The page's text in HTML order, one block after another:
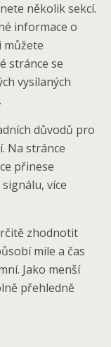
několik sekcí.
informace o
můžete
stránce se
vysílaných
důvodů pro
Na stránce
přinese
více
zhodnotit
mile a čas
Jako menší
přehledně